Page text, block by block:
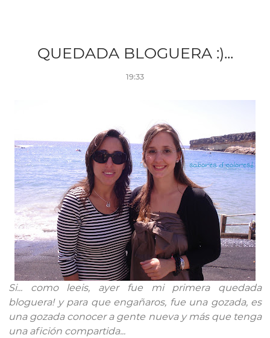
QUEDADA BLOGUERA :)...
19:33
Si... como leeis, ayer fue mi primera quedada
bloguera! y para que engañaros, fue una gozada, es
una gozada conocer a gente nueva y más que tenga
una afición compartida...